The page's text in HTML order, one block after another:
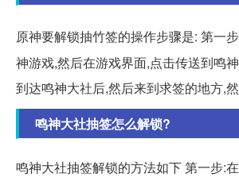
原神要解锁抽竹签的操作步骤是: 第一
神游戏,然后在游戏界面,点击传送到鸣
到达鸣神大社后,然后来到求签的地方,
鸣神大社抽签怎么解锁?
鸣神大社抽签解锁的方法如下 第一步: